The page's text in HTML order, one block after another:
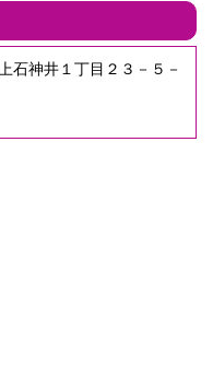
神井１丁目２３－５－